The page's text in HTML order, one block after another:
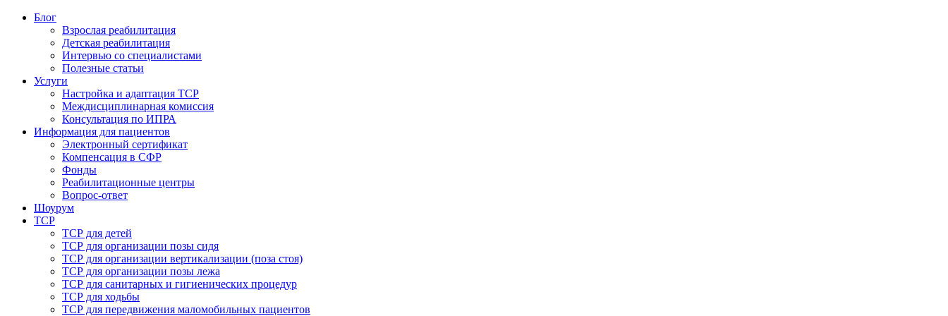
Блог
Взрослая реабилитация
Детская реабилитация
Интервью со специалистами
Полезные статьи
Услуги
Настройка и адаптация ТСР
Междисциплинарная комиссия
Консультация по ИПРА
Информация для пациентов
Электронный сертификат
Компенсация в СФР
Фонды
Реабилитационные центры
Вопрос-ответ
Шоурум
ТСР
ТСР для детей
ТСР для организации позы сидя
ТСР для организации вертикализации (поза стоя)
ТСР для организации позы лежа
ТСР для санитарных и гигиенических процедур
ТСР для ходьбы
ТСР для передвижения маломобильных пациентов